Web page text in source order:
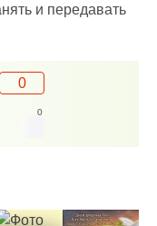
и передавать
0
0